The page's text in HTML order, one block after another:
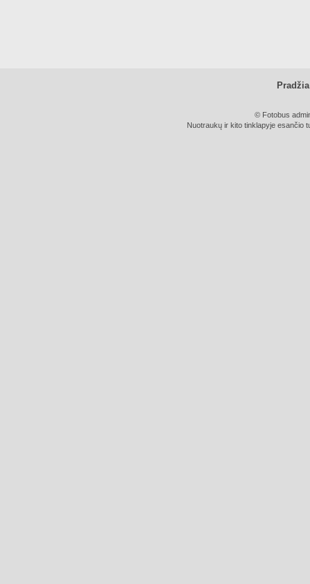
Pradžia
© Fotobus
Nuotraukų ir kito tinklapyje esančio